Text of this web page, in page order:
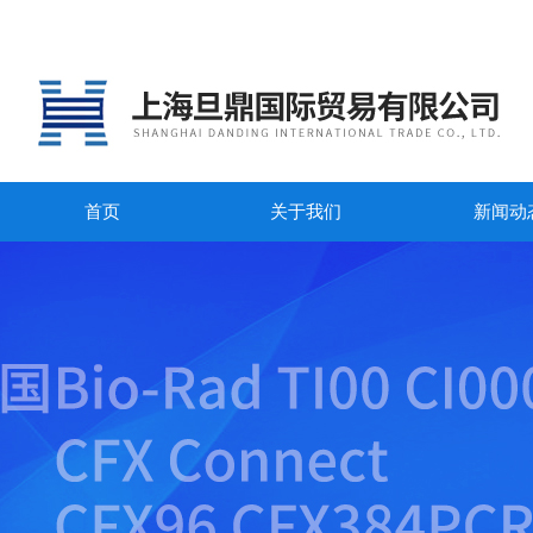
首页 关于我们 新闻动